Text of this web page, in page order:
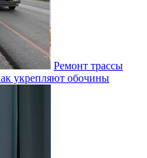
Ремонт трассы
укрепляют обочины